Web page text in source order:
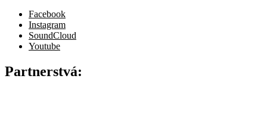
Facebook
Instagram
SoundCloud
Youtube
Partnerstvá: